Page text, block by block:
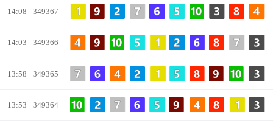
14:08 349367
14:03 349366
13:58 349365
13:53 349364